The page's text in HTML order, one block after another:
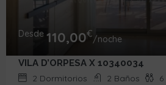
Desde 110,00€/noche
VILA D’ORPESA X 10340034
2 Dormitorios 2 Baños 6